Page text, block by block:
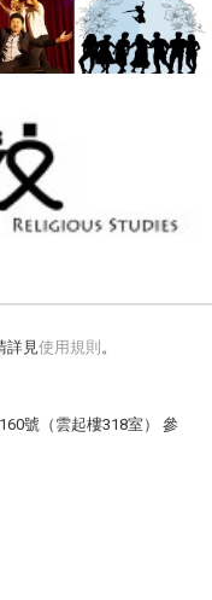
詳見使用規則 。
號（雲起樓318室） 參